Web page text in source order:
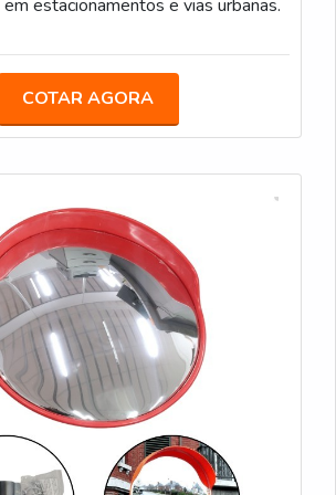
horas) e tempo de trânsito (2–7
sobre embalagem para
garantindo menor risco de quebra e
por troca.
eventual montagem. Para projetos
para obra, contemplo cotações
para desconto por volume e
o custo por unidade.
de entrega expressa, seleciono lojas
ou parceiros locais que oferecem
tempo real e agendamento de
presença no local.
loja física — entrega imediata, sem
com frete grátis — bom para
estacionamentos e vias urbanas.
COTAR AGORA